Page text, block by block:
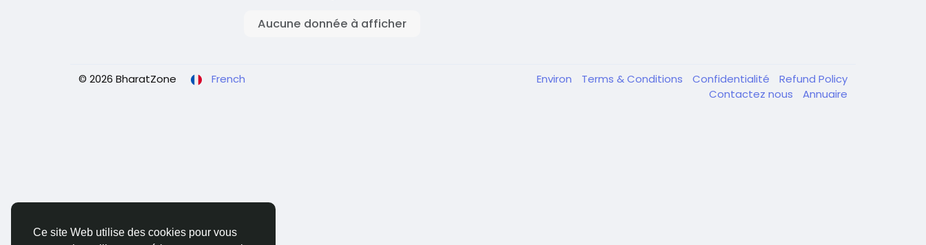
Ce site Web utilise des cookies pour vous
Aucune donnée à afficher
© 2026 BharatZone French Environ Terms & Conditions Confidentialité
Refund Policy
Contactez nous
Annuaire